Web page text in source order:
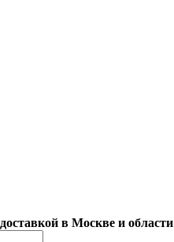
в Москве и области